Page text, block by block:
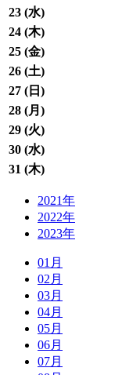
23 (水)
24 (木)
25 (金)
26 (土)
27 ( 日 )
28 (月 )
29 (火)
30 (水)
31 (木)
2021年
2022年
2023年
01月
02月
03月
04月
05月
06月
07月